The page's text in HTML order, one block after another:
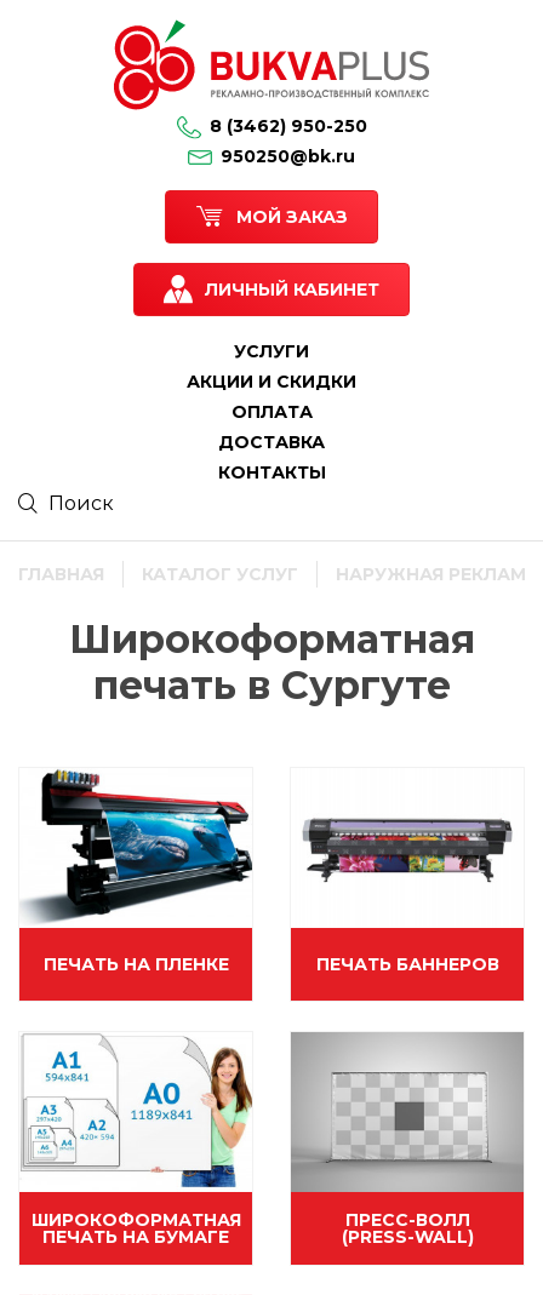
8 (3462) 950-250
950250@bk.ru
МОЙ ЗАКАЗ
ЛИЧНЫЙ КАБИНЕТ
УСЛУГИ
АКЦИИ И СКИДКИ
ОПЛАТА
ДОСТАВКА
КОНТАКТЫ
ГЛАВНАЯ КАТАЛОГ УСЛУГ НАРУЖНАЯ РЕКЛАМА
Широкоформатная
печать в Сургуте
ПЕЧАТЬ НА ПЛЕНКЕ ПЕЧАТЬ БАННЕРОВ
ШИРОКОФОРМАТНАЯ
ПЕЧАТЬ НА БУМАГЕ
ПРЕСС-ВОЛЛ
(PRESS-WALL)